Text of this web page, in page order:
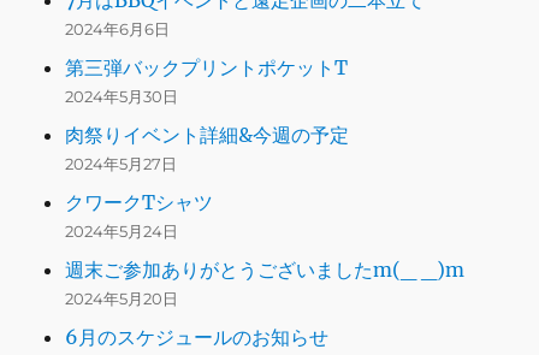
2024年6月6日
第三弾バックプリントポケットT
2024年5月30日
肉祭りイベント詳細&今週の予定
2024年5月27日
クワークTシャツ
2024年5月24日
週末ご参加ありがとうございましたm(_ _)m
2024年5月20日
6月のスケジュールのお知らせ